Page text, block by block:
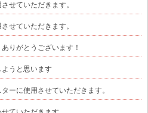
せていただきます。
せていただきます。
りがとうございます！
うと思います
ーに使用させていただきます。